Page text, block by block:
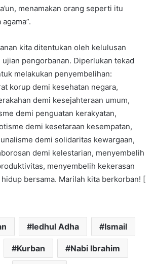
menamakan orang seperti itu
kita ditentukan oleh kelulusan
pengorbanan. Diperlukan tekad
melakukan penyembelihan:
korup demi kesehatan negara,
demi kesejahteraan umum,
demi penguatan kerakyatan,
demi kesetaraan kesempatan,
demi solidaritas kewargaan,
demi kelestarian, menyembelih
menyembelih kekerasan
bersama. Marilah kita berkorban! [
Iedhul Adha Ismail
Kurban Nabi Ibrahim